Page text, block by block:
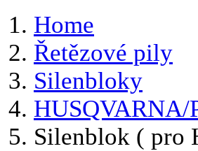
Home
Řetězové pily
Silenbloky
HUSQVARNA/
Silenblok ( pro